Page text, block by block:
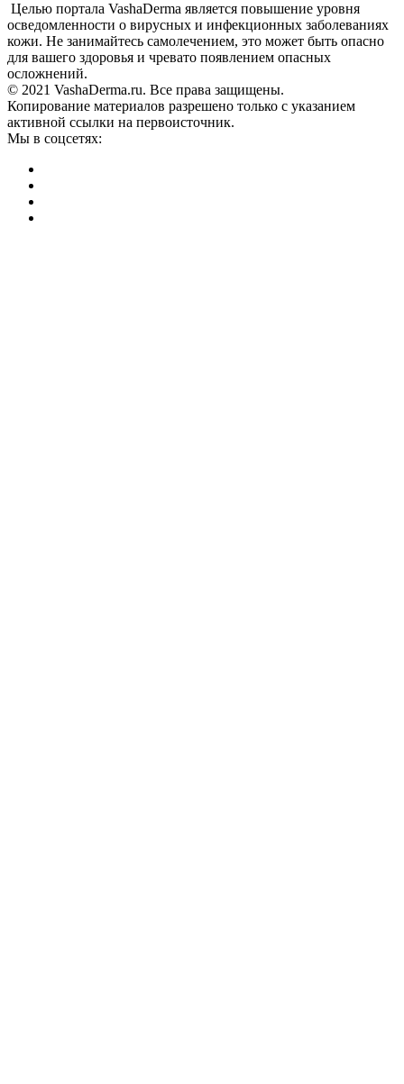
Целью портала VashaDerma является повышение уровня
осведомленности о вирусных и инфекционных заболеваниях
кожи. Не занимайтесь самолечением, это может быть опасно
для вашего здоровья и чревато появлением опасных
осложнений.
© 2021 VashaDerma.ru. Все права защищены.
Копирование материалов разрешено только с указанием
активной ссылки на первоисточник.
Мы в соцсетях: